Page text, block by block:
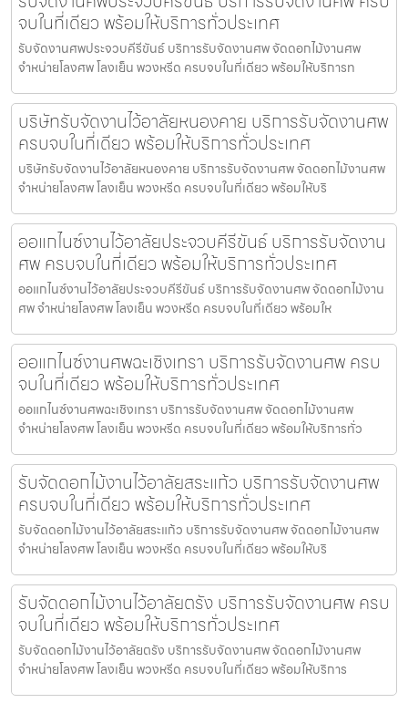
จบในที่เดียว พร้อมให้บริการทั่วประเทศ
รับจัดงานศพประจวบคีรีขันธ์ บริการรับจัดงานศพ จัดดอกไม้งานศพ
จำหน่ายโลงศพ โลงเย็น พวงหรีด ครบจบในที่เดียว พร้อมให้บริการท
บริษัทรับจัดงานไว้อาลัยหนองคาย บริการรับจัดงานศพ
ครบจบในที่เดียว พร้อมให้บริการทั่วประเทศ
บริษัทรับจัดงานไว้อาลัยหนองคาย บริการรับจัดงานศพ จัดดอกไม้งานศพ
จำหน่ายโลงศพ โลงเย็น พวงหรีด ครบจบในที่เดียว พร้อมให้บริ
ออแกไนซ์งานไว้อาลัยประจวบคีรีขันธ์ บริการรับจัดงาน
ศพ ครบจบในที่เดียว พร้อมให้บริการทั่วประเทศ
ออแกไนซ์งานไว้อาลัยประจวบคีรีขันธ์ บริการรับจัดงานศพ จัดดอกไม้งาน
ศพ จำหน่ายโลงศพ โลงเย็น พวงหรีด ครบจบในที่เดียว พร้อมให
ออแกไนซ์งานศพฉะเชิงเทรา บริการรับจัดงานศพ ครบ
จบในที่เดียว พร้อมให้บริการทั่วประเทศ
ออแกไนซ์งานศพฉะเชิงเทรา บริการรับจัดงานศพ จัดดอกไม้งานศพ
จำหน่ายโลงศพ โลงเย็น พวงหรีด ครบจบในที่เดียว พร้อมให้บริการทั่ว
รับจัดดอกไม้งานไว้อาลัยสระแก้ว บริการรับจัดงานศพ
ครบจบในที่เดียว พร้อมให้บริการทั่วประเทศ
รับจัดดอกไม้งานไว้อาลัยสระแก้ว บริการรับจัดงานศพ จัดดอกไม้งานศพ
จำหน่ายโลงศพ โลงเย็น พวงหรีด ครบจบในที่เดียว พร้อมให้บริ
รับจัดดอกไม้งานไว้อาลัยตรัง บริการรับจัดงานศพ ครบ
จบในที่เดียว พร้อมให้บริการทั่วประเทศ
รับจัดดอกไม้งานไว้อาลัยตรัง บริการรับจัดงานศพ จัดดอกไม้งานศพ
จำหน่ายโลงศพ โลงเย็น พวงหรีด ครบจบในที่เดียว พร้อมให้บริการ